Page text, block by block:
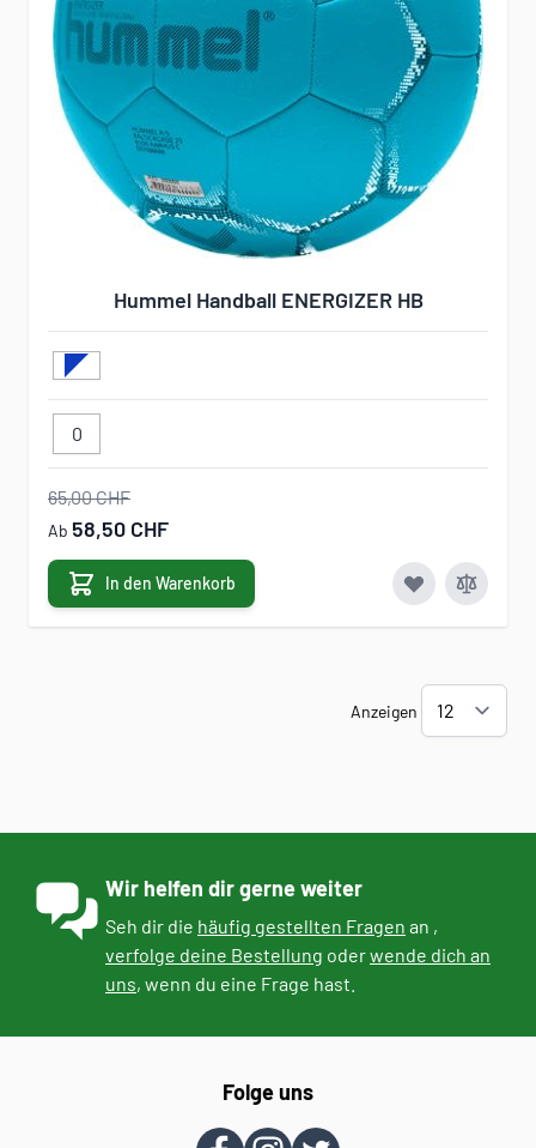
Hummel Handball ENERGIZER HB
0
65,00 CHF
Ab 58,50 CHF
In den Warenkorb
Anzeigen
Wir helfen dir gerne weiter
Seh dir die häufig gestellten Fragen an ,
verfolge deine Bestellung oderwende dich an
uns, wenn du eine Frage hast.
Folge uns